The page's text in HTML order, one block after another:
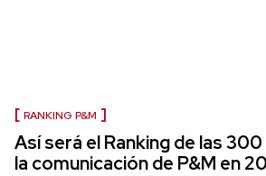
RANKING P&M
Así será el Ranking de las
la comunicación de P&M en